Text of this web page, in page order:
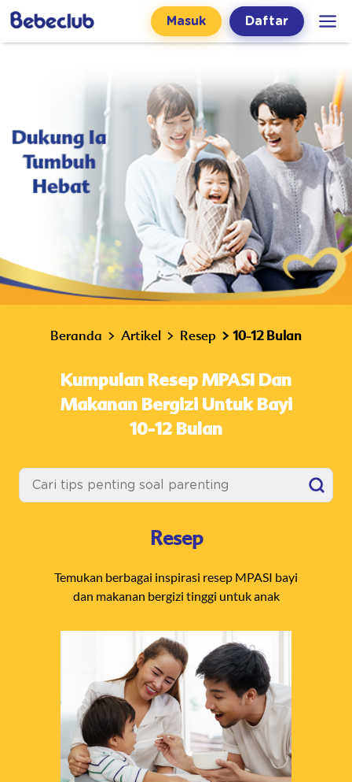
Masuk Daftar
Beranda Artikel Resep 10-12 Bulan
Kumpulan Resep MPASI Dan
Makanan Bergizi Untuk Bayi
10-12 Bulan
Resep
Temukan berbagai inspirasi resep MPASI bayi
dan makanan bergizi tinggi untuk anak